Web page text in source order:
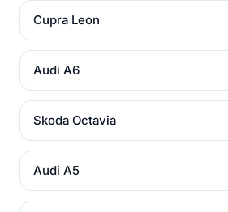
Cupra Leon
Audi A6
Skoda Octavia
Audi A5